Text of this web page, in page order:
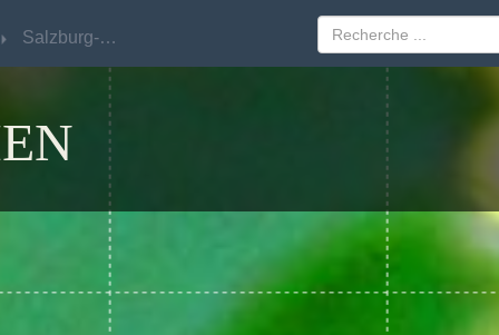
Salzburg-Umgebung
Salzburg-Umgebung